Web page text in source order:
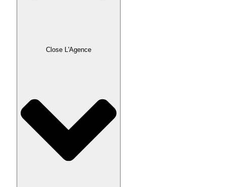
Close L'Agence